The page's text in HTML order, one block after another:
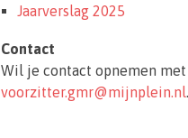
Jaarverslag 2025
Contact
Wil je contact opnemen
voorzitter.gmr@mijnplein.nl.